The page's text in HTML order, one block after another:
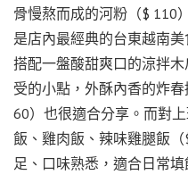
骨慢熬而成的河粉（$ 110
是店內最經典的台東越南
搭配一盤酸甜爽口的涼拌
受的小點，外酥內香的炸
60）也很適合分享。而對
飯、雞肉飯、辣味雞腿飯
足、口味熟悉，適合日常填